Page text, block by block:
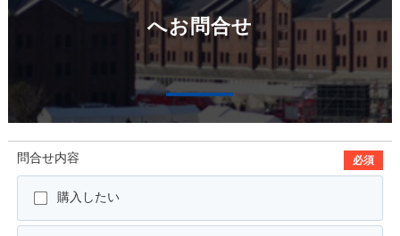
へお問合せ
問合せ内容 必須
購入したい